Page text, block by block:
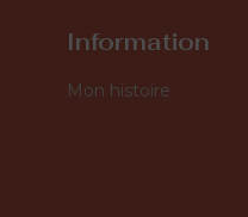
Information
Mon histoire